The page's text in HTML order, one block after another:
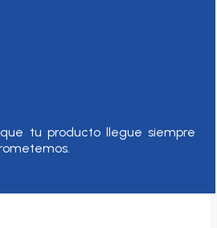
tu producto llegue siempre